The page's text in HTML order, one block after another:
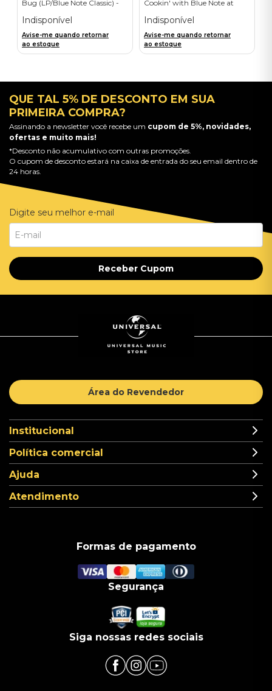
Bug (LP/Blue Note Classic) -
Indisponível
Avise-me quando retornar
ao estoque
Cookin' with Blue Note at
Indisponível
Avise-me quando retornar
ao estoque
QUE TAL 5% DE DESCONTO EM SUA
PRIMEIRA COMPRA?
Assinando a newsletter você recebe um cupom de 5%, novidades,
ofertas e muito mais!
*Desconto não acumulativo com outras promoções.
O cupom de desconto estará na caixa de entrada do seu email dentro de
24 horas.
Digite seu melhor e-mail
Receber Cupom
Área do Revendedor
Institucional
Política comercial
Ajuda
Atendimento
Formas de pagamento
Segurança
Siga nossas redes sociais